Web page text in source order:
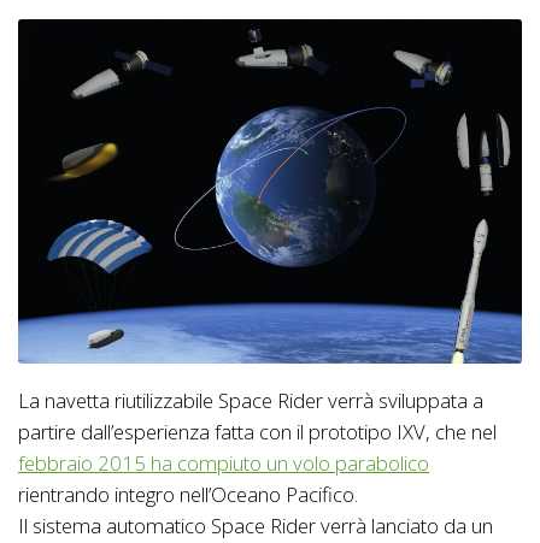
La navetta riutilizzabile Space Rider verrà sviluppata a
partire dall’esperienza fatta con il prototipo IXV, che nel
febbraio 2015 ha compiuto un volo parabolico
rientrando integro nell’Oceano Pacifico.
Il sistema automatico Space Rider verrà lanciato da un